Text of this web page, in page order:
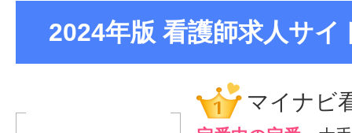
2024年版 看護師求人サイ
マイナビ